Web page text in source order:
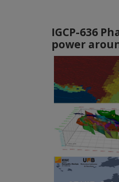
IGCP-636
power